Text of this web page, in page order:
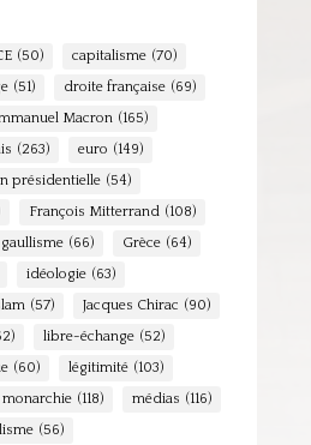
(50) capitalisme (70)
(51) droite française (69)
Macron (165)
(263) euro (149)
présidentielle (54)
François Mitterrand (108)
gaullisme (66) Grèce (64)
idéologie (63)
(57) Jacques Chirac (90)
libre-échange (52)
(60) légitimité (103)
monarchie (118) médias (116)
(56)